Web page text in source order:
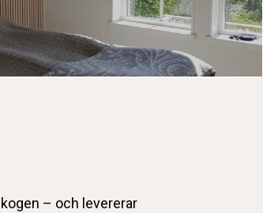
– och levererar